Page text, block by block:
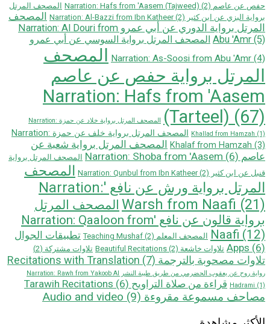
حفص عن عاصم Narration: Hafs from 'Aasem (Tajweed) (2)
المصحف المرتل
برواية البزي عن ابن كثير Narration: Al-Bazzi from Ibn Katheer (2)
المصحف
المرتل برواية الدوري عن أبي عمرو Narration: Al Douri from
Abu 'Amr (5)
المصحف المرتل برواية السوسي عن أبي عمرو
Narration: As-Soosi from Abu 'Amr (4)
المصحف
المرتل برواية حفص عن عاصم
Narration: Hafs from 'Aasem
(Tarteel) (67)
المصحف المرتل برواية خلاد عن حمزة Narration:
Khallad from Hamzah (1)
المصحف المرتل برواية خلف عن حمزة Narration:
Khalaf from Hamzah (3)
المصحف المرتل برواية شعبة عن
عاصم Narration: Shoba from 'Aasem (6)
المصحف المرتل برواية
قنبل عن ابن كثير Narration: Qunbul from Ibn Katheer (2)
المصحف
المرتل برواية ورش عن نافع 'Narration:
Warsh from Naafi (21)
المصحف المرتل
بروایة قالون عن نافع 'Narration: Qaaloon from
Naafi (12) المصحف المعلم Teaching Mushaf (2)
تطبيقات الجوال
Apps (6) تلاوات خاشعة Beautiful Recitations (2) تلاوات مشتركة (2)
تلاوات مصحوبة بالترجمة Recitations with Translation (7)
رواية روح عن يعقوب الحضرمي من طريق طيبة النشر Narration: Rawh from Yakoob Al
Hadrami (1) قراءة من صلاة التراويح Tarawih Recitations (6)
مصاحف مسموعة مقروءة Audio and video (9)